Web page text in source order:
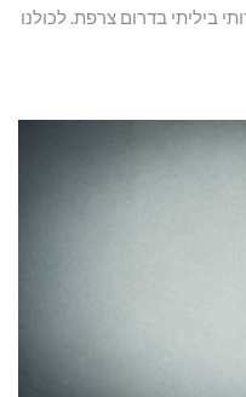
ביליתי בדרום צרפת. לכולנו